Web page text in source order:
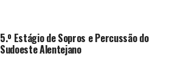
5.º Estágio de Sopros e Percussão do
Sudoeste Alentejano